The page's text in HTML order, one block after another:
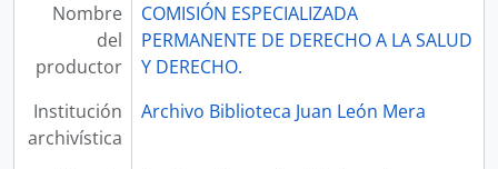
Nombre
del
productor
COMISIÓN ESPECIALIZADA
PERMANENTE DE DERECHO A LA SALUD
Y DERECHO.
Institución
archivística
Archivo Biblioteca Juan León Mera